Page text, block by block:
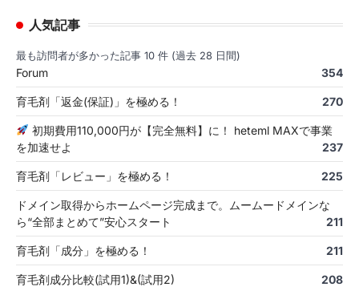
人気記事
最も訪問者が多かった記事 10 件 (過去 28 日間)
Forum 354
育毛剤「返金(保証)」を極める！ 270
初期費用110,000円が【完全無料】に！ heteml MAXで事業
を加速せよ
237
育毛剤「レビュー」を極める！ 225
ドメイン取得からホームページ完成まで。ムームードメインな
ら“全部まとめて”安心スタート
211
育毛剤「成分」を極める！ 211
育毛剤成分比較(試用1)&(試用2) 208